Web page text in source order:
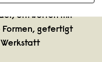
entworfen mit
gefertigt